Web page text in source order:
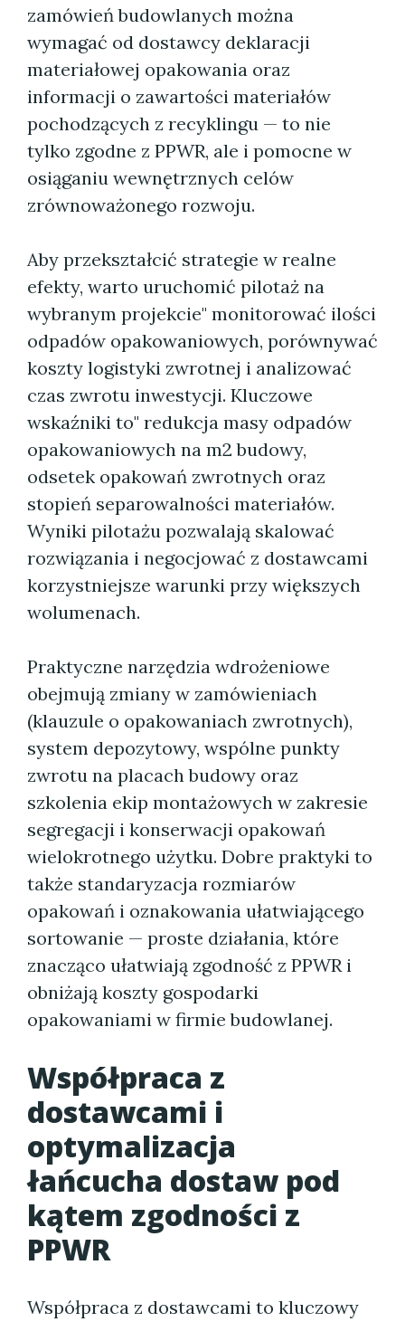
zamówień budowlanych można
wymagać od dostawcy deklaracji
materiałowej opakowania oraz
informacji o zawartości materiałów
pochodzących z recyklingu — to nie
tylko zgodne z PPWR, ale i pomocne w
osiąganiu wewnętrznych celów
zrównoważonego rozwoju.
Aby przekształcić strategie w realne
efekty, warto uruchomić pilotaż na
wybranym projekcie" monitorować ilości
odpadów opakowaniowych, porównywać
koszty logistyki zwrotnej i analizować
czas zwrotu inwestycji. Kluczowe
wskaźniki to" redukcja masy odpadów
opakowaniowych na m2 budowy,
odsetek opakowań zwrotnych oraz
stopień separowalności materiałów.
Wyniki pilotażu pozwalają skalować
rozwiązania i negocjować z dostawcami
korzystniejsze warunki przy większych
wolumenach.
Praktyczne narzędzia wdrożeniowe
obejmują zmiany w zamówieniach
(klauzule o opakowaniach zwrotnych),
system depozytowy, wspólne punkty
zwrotu na placach budowy oraz
szkolenia ekip montażowych w zakresie
segregacji i konserwacji opakowań
wielokrotnego użytku. Dobre praktyki to
także standaryzacja rozmiarów
opakowań i oznakowania ułatwiającego
sortowanie — proste działania, które
znacząco ułatwiają zgodność z PPWR i
obniżają koszty gospodarki
opakowaniami w firmie budowlanej.
Współpraca z
dostawcami i
optymalizacja
łańcucha dostaw pod
kątem zgodności z
PPWR
Współpraca z dostawcami to kluczowy